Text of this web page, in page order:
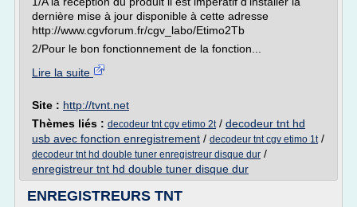
dernière mise à jour disponible à cette adresse
http://www.cgvforum.fr/cgv_labo/Etimo2Tb
2/Pour le bon fonctionnement de la fonction...
Lire la suite
Site : http://tvnt.net
Thèmes liés : decodeur tnt cgv etimo 2t/ decodeur tnt hd
usb avec fonction enregistrement / decodeur tnt cgv etimo 1t/
decodeur tnt hd double tuner enregistreur disque dur /
enregistreur tnt hd double tuner disque dur
ENREGISTREURS TNT